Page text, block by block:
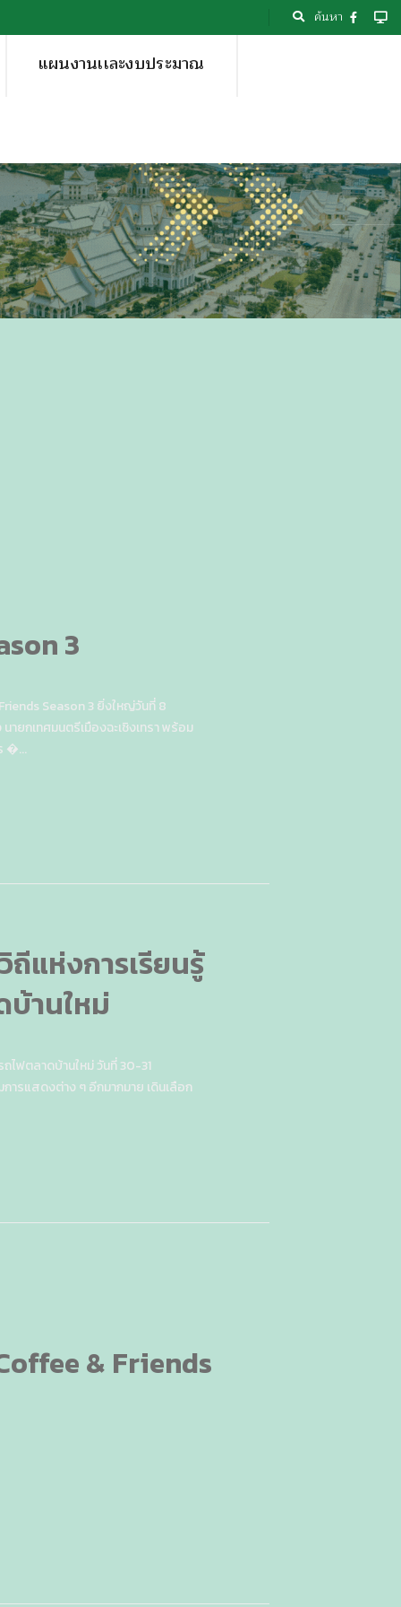
ค้นหา
แผนงานเเละงบประมาณ
3
Season 3 ยิ่งใหญ่วันที่ 8
ยกเทศมนตรีเมืองฉะเชิงเทรา พร้อม
�...
แห่งการเรียนรู้
านใหม่
ไฟตลาดบ้านใหม่ วันที่ 30-31
รแสดงต่าง ๆ อีกมากมาย เดินเลือก
& Friends